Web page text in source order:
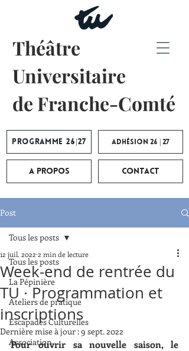
Programme 26|27
Théâtre
Universitaire
de Franche-Comté
Adhésion 26 | 27
A propos Contact
Post
Tous les posts
La Pépinière
Ateliers de pratique
Escapades Culturelles
Association
Tous les posts
Week-end de rentrée du
TU · Programmation et
inscriptions
12 juil. 2022 2 min de lecture
Dernière mise à jour :9 sept. 2022
Pour ouvrir sa nouvelle saison, le